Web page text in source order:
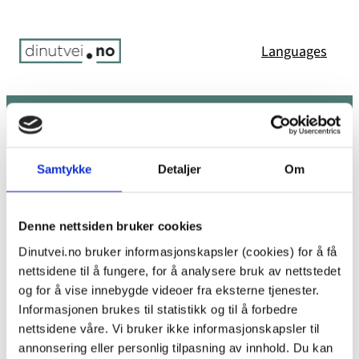
Samtykke Detaljer Om
Denne nettsiden bruker cookies
Dinutvei.no bruker informasjonskapsler (cookies) for å få
nettsidene til å fungere, for å analysere bruk av nettstedet
og for å vise innebygde videoer fra eksterne tjenester.
Informasjonen brukes til statistikk og til å forbedre
nettsidene våre. Vi bruker ikke informasjonskapsler til
annonsering eller personlig tilpasning av innhold. Du kan
innhold
Languages
Meny
Du er her:Hjem Error 404: Page not found
Uffda! Den siden ble ikke funnet.
Det ser ikke ut til at det finnes noe her. Kanskje prøv
en av koblingene nedenfor eller et søk?